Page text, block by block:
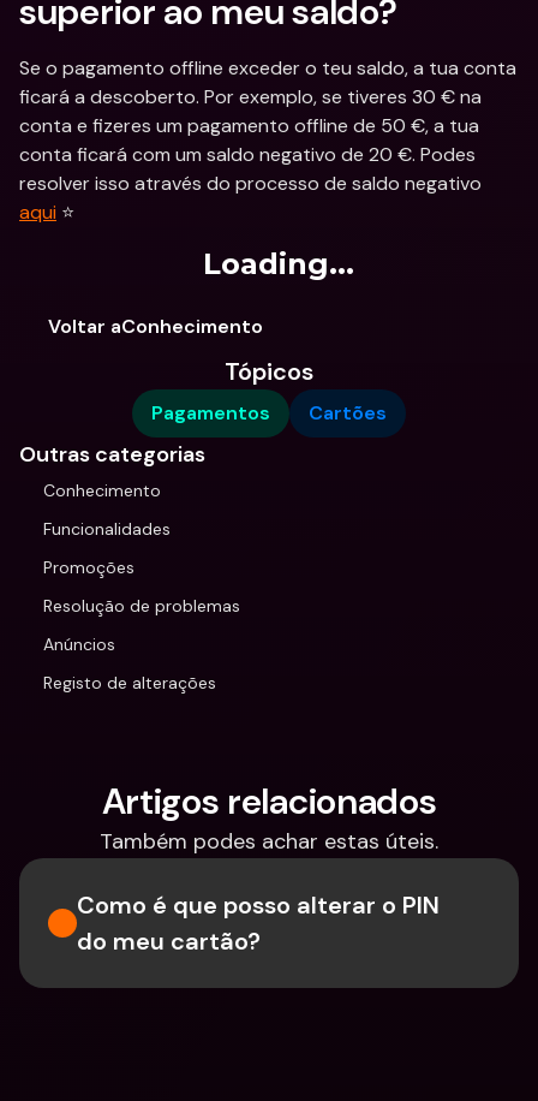
superior ao meu saldo?
Se o pagamento offline exceder o teu saldo, a tua conta
ficará a descoberto. Por exemplo, se tiveres 30 € na
conta e fizeres um pagamento offline de 50 €, a tua
conta ficará com um saldo negativo de 20 €. Podes
aqui ⭐️
Loading...
Voltar aConhecimento
Tópicos
Pagamentos Cartões
Outras categorias
Conhecimento
Funcionalidades
Promoções
Resolução de problemas
Anúncios
Registo de alterações
Artigos relacionados
Também podes achar estas úteis.
Como é que posso alterar o PIN
do meu cartão?